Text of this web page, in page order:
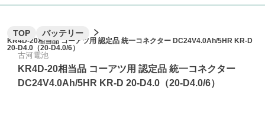
TOP バッテリー
KR4D-20相当品 コーアツ用 認定品 統一コネクター DC24V4.0Ah/5HR KR-D
20-D4.0（20-D4.0/6）
古河電池
KR4D-20相当品 コーアツ用 認定品 統一コネクター
DC24V4.0Ah/5HR KR-D 20-D4.0（20-D4.0/6）